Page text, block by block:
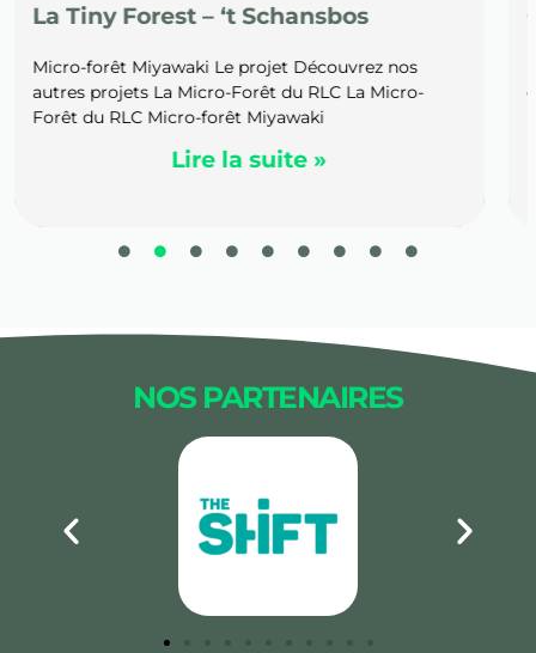
Classe Canopée
Le projet En recherche de financement Travaillons
ensemble ? Nos services Contactez-nous
Découvrez nos autres projets La Tiny
Lire la suite »
NOS PARTENAIRES